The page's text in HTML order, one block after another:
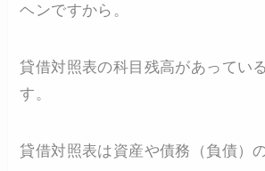
ヘンですから。
貸借対照表の科目残高があってい
す。
貸借対照表は資産や債務（負債）